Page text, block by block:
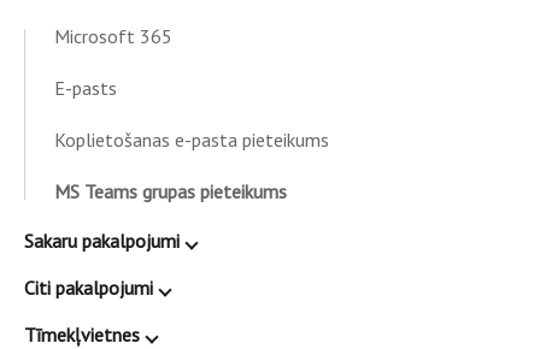
Microsoft 365
E-pasts
Koplietošanas e-pasta pieteikums
MS Teams grupas pieteikums
Sakaru pakalpojumi
Citi pakalpojumi
Tīmekļvietnes